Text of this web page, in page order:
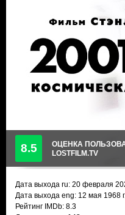
8.5
ОЦЕНКА
LOSTFILM.TV
Дата выхода ru: 20 февраля
Дата выхода eng: 12 мая 1968
Рейтинг IMDb: 8.3